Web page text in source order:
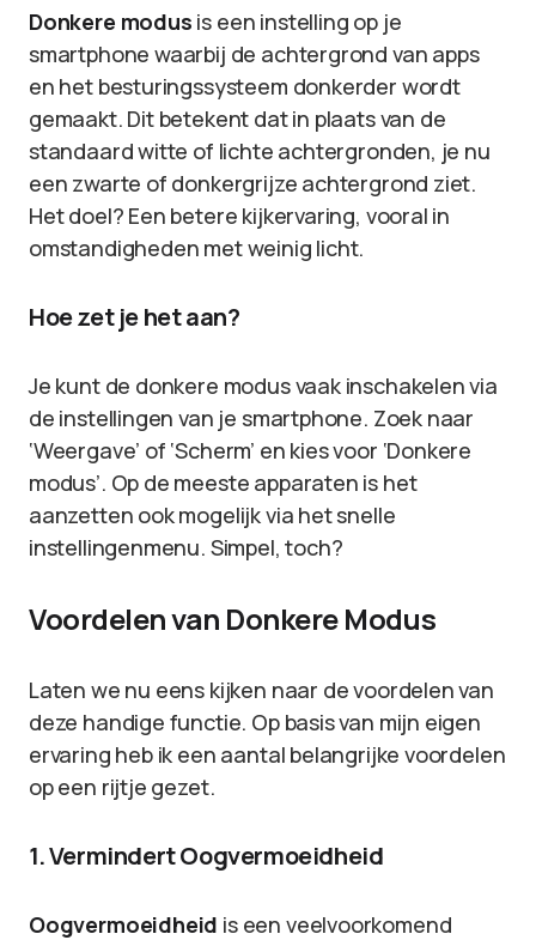
Donkere modus is een instelling op je
smartphone waarbij de achtergrond van apps
en het besturingssysteem donkerder wordt
gemaakt. Dit betekent dat in plaats van de
standaard witte of lichte achtergronden, je nu
een zwarte of donkergrijze achtergrond ziet.
Het doel? Een betere kijkervaring, vooral in
omstandigheden met weinig licht.
Hoe zet je het aan?
Je kunt de donkere modus vaak inschakelen via
de instellingen van je smartphone. Zoek naar
‘Weergave’ of ‘Scherm’ en kies voor ‘Donkere
modus’. Op de meeste apparaten is het
aanzetten ook mogelijk via het snelle
instellingenmenu. Simpel, toch?
Voordelen van Donkere Modus
Laten we nu eens kijken naar de voordelen van
deze handige functie. Op basis van mijn eigen
ervaring heb ik een aantal belangrijke voordelen
op een rijtje gezet.
1. Vermindert Oogvermoeidheid
Oogvermoeidheid is een veelvoorkomend